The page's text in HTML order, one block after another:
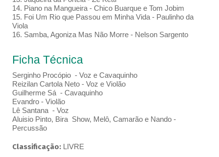
14. Piano na Mangueira - Chico Buarque e Tom Jobim
15. Foi Um Rio que Passou em Minha Vida - Paulinho da
Viola
16. Samba, Agoniza Mas Não Morre - Nelson Sargento
Ficha Técnica
Serginho Procópio - Voz e Cavaquinho
Reizilan Cartola Neto - Voz e Violão
Guilherme Sá - Cavaquinho
Evandro - Violão
Lê Santana - Voz
Aluisio Pinto, Bira Show, Melô, Camarão e Nando -
Percussão
Classificação: LIVRE